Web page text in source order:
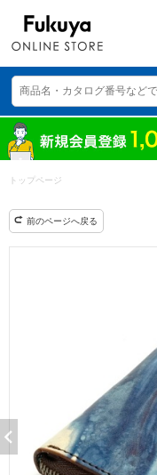
トップページ
前のページへ戻る